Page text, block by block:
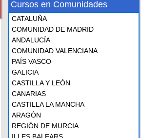
Cursos en Comunidades
CATALUÑA
COMUNIDAD DE MADRID
ANDALUCÍA
COMUNIDAD VALENCIANA
PAÍS VASCO
GALICIA
CASTILLA Y LEÓN
CANARIAS
CASTILLA LA MANCHA
ARAGÓN
REGIÓN DE MURCIA